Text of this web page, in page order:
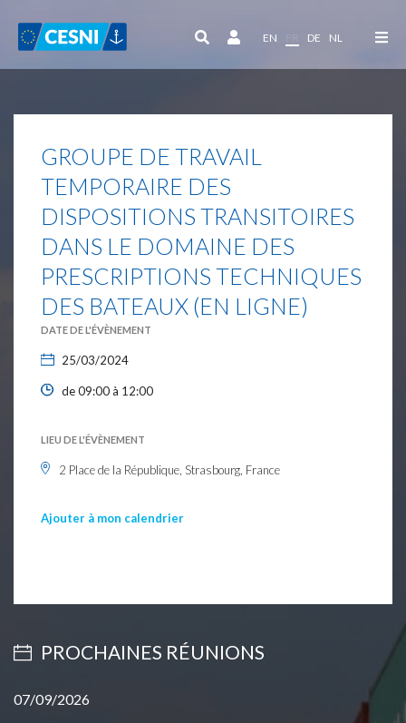
EN FR DE NL
GROUPE DE TRAVAIL
TEMPORAIRE DES
DISPOSITIONS TRANSITOIRES
DANS LE DOMAINE DES
PRESCRIPTIONS TECHNIQUES
DES BATEAUX (EN LIGNE)
DATE DE L'ÉVÈNEMENT
25/03/2024
de 09:00 à 12:00
LIEU DE L'ÉVÈNEMENT
2 Place de la République, Strasbourg, France
Ajouter à mon calendrier
PROCHAINES RÉUNIONS
07/09/2026